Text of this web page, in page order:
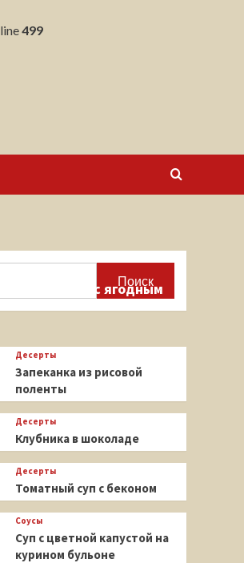
499
муке с ягодным
Десерты
Запеканка из рисовой
поленты
Десерты
Клубника в шоколаде
Десерты
Томатный суп с беконом
Соусы
Суп с цветной капустой на
курином бульоне